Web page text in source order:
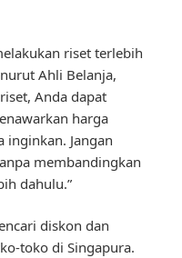
riset terlebih
Ahli Belanja,
Anda dapat
harga
Jangan
membandingkan
dahulu.”
diskon dan
toko di Singapura.